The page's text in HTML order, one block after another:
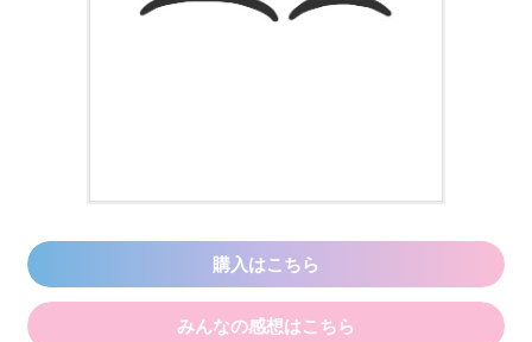
購入はこちら
みんなの感想はこちら